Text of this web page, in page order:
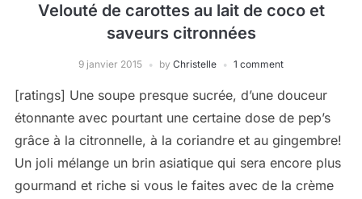
Velouté de carottes au lait de coco et
saveurs citronnées
9 janvier 2015 by Christelle 1 comment
[ratings] Une soupe presque sucrée, d’une douceur
étonnante avec pourtant une certaine dose de pep’s
grâce à la citronnelle, à la coriandre et au gingembre!
Un joli mélange un brin asiatique qui sera encore plus
gourmand et riche si vous le faites avec de la crème